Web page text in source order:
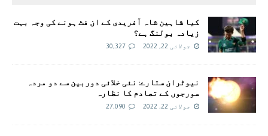
کیا شاہین شاہ آفریدی کے ان فٹ ہونے کی وجہ بہت
زیادہ بولنگ ہے؟
جولائی 22, 2022 30,327
نیوٹران ستارے: نئی خلائی دوربین سے دو مردہ
سورجوں کے تصادم کا نظارہ
جولائی 22, 2022 27,090